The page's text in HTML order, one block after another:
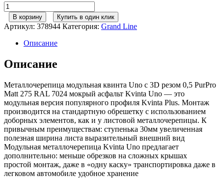
Количество
товара
Grand
Line
Металлочерепица
модульная
квинта
Uno
3D
резом
0,5
PurPro
Matt
275
RAL
7024
мокрый
асфальт
В корзину Купить в один клик
Артикул: 378944 Категория: Grand Line
Описание
Описание
Металлочерепица модульная квинта Uno c 3D резом 0,5 PurPro
Matt 275 RAL 7024 мокрый асфальт Kvinta Uno — это
модульная версия популярного профиля Kvinta Plus. Монтаж
производится на стандартную обрешетку с использованием
доборных элементов, как и у листовой металлочерепицы. К
привычным преимуществам: ступенька 30мм увеличенная
полезная ширина листа выразительный внешний вид
Модульная металлочерепица Kvinta Uno предлагает
дополнительно: меньше обрезков на сложных крышах
простой монтаж, даже в «одну каску» транспортировка даже в
легковом автомобиле удобное хранение